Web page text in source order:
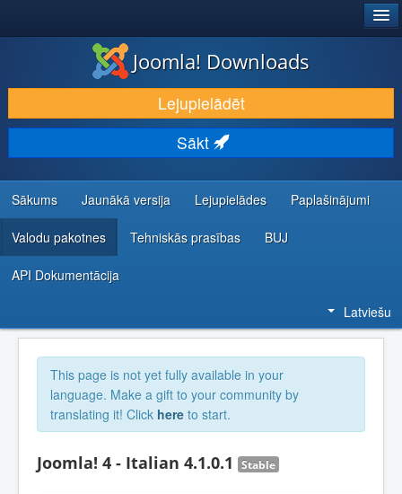
LEJUPIELĀDĒT UN PAPLAŠINĀT
ATKLĀJ UN IEMĀCIES
KOPIENA UN ATBALSTS
IZSTRĀDĀTĀJU RESURSI
Joomla! Downloads
Lejupielādēt
Sākt
Sākums Jaunākā versija Lejupielādes Paplašinājumi
Valodu pakotnes Tehniskās prasības BUJ
API Dokumentācija
Latviešu
This page is not yet fully available in your
language. Make a gift to your community by
translating it! Click here to start.
Joomla! 4 - Italian 4.1.0.1 Stable